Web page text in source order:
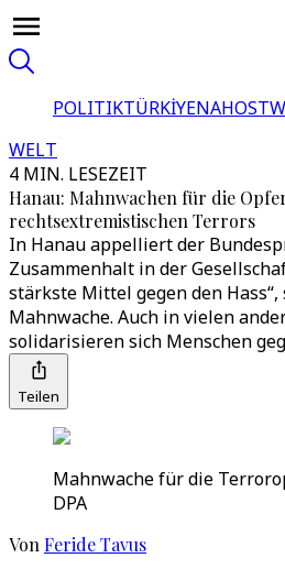
POLITIKTÜRKİYENAHOST
WELT
4 MIN. LESEZEIT
Hanau: Mahnwachen für die
rechtsextremistischen Terrors
In Hanau appelliert der
Zusammenhalt in der
stärkste Mittel gegen den
Mahnwache. Auch in vielen
solidarisieren sich Menschen
Teilen
Mahnwache für die
DPA
Von Feride Tavus